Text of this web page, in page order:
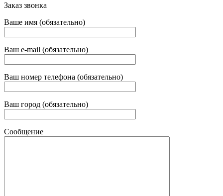
Заказ звонка
Ваше имя (обязательно)
Ваш e-mail (обязательно)
Ваш номер телефона (обязательно)
Ваш город (обязательно)
Сообщение